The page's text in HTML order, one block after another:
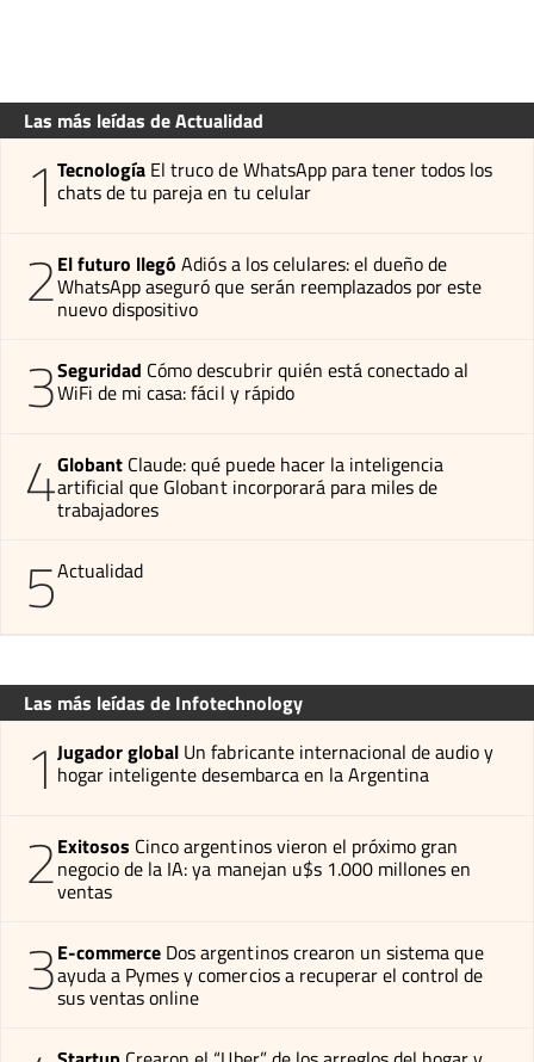
Las más leídas de Actualidad
1 Tecnología El truco de WhatsApp para tener todos los
chats de tu pareja en tu celular
2El futuro llegó Adiós a los celulares: el dueño de
WhatsApp aseguró que serán reemplazados por este
nuevo dispositivo
3Seguridad Cómo descubrir quién está conectado al
WiFi de mi casa: fácil y rápido
4Globant Claude: qué puede hacer la inteligencia
artificial que Globant incorporará para miles de
trabajadores
5Actualidad
Las más leídas de Infotechnology
1 Jugador global Un fabricante internacional de audio y
hogar inteligente desembarca en la Argentina
2Exitosos Cinco argentinos vieron el próximo gran
negocio de la IA: ya manejan u$s 1.000 millones en
ventas
3E-commerce Dos argentinos crearon un sistema que
ayuda a Pymes y comercios a recuperar el control de
sus ventas online